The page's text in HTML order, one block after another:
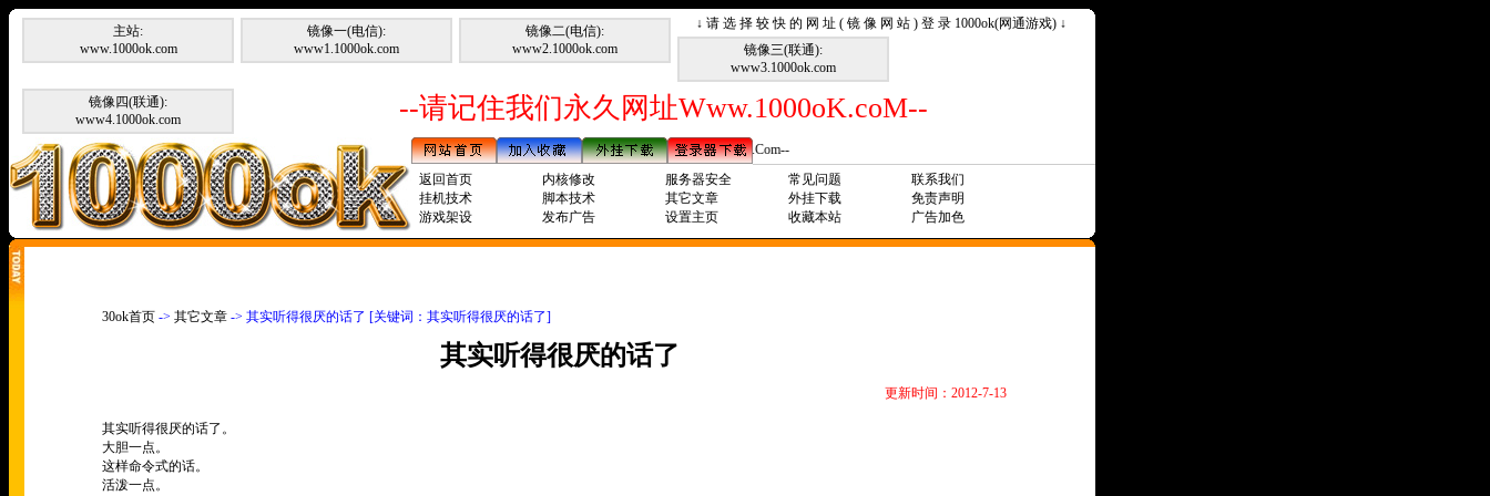
↓ 请 选 择 较 快 的 网 址 ( 镜 像 网 站 ) 登 录 1000ok(网通游戏) ↓
主站:
www.1000ok.com
镜像一(电信):
www1.1000ok.com
镜像二(电信):
www2.1000ok.com
镜像三(联通):
www3.1000ok.com
镜像四(联通):
www4.1000ok.com
--请记住我们永久网址Www.1000oK.coM--
--请记住我们永久网址Www.1000ok.Com--
返回首页
内核修改 服务器安全 常见问题
联系我们
挂机技术
脚本技术 其它文章 外挂下载
免责声明
游戏架设
发布广告 设置主页 收藏本站 广告加色
30ok首页 -> 其它文章 -> 其实听得很厌的话了 [关键词：其实听得很厌的话了]
其实听得很厌的话了
更新时间：2012-7-13
其实听得很厌的话了。
大胆一点。
这样命令式的话。
活泼一点。